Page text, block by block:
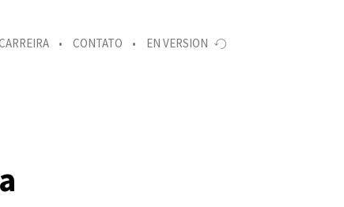
CONTATO EN VERSION